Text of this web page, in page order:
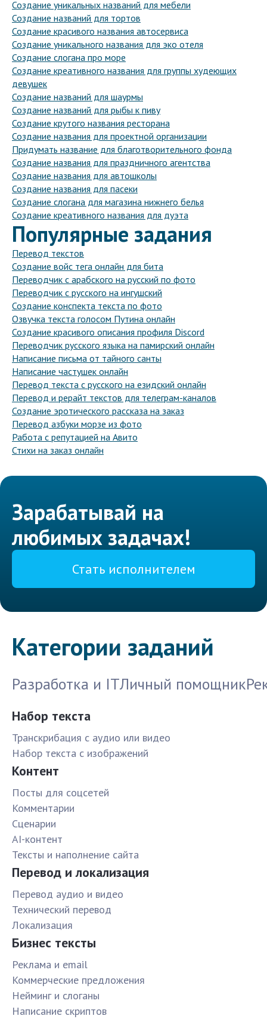
Создание уникальных названий для мебели
Создание названий для тортов
Создание красивого названия автосервиса
Создание уникального названия для эко отеля
Создание слогана про море
Создание креативного названия для группы худеющих
девушек
Создание названий для шаурмы
Создание названий для рыбы к пиву
Создание крутого названия ресторана
Создание названия для проектной организации
Придумать название для благотворительного фонда
Создание названия для праздничного агентства
Создание названия для автошколы
Создание названия для пасеки
Создание слогана для магазина нижнего белья
Создание креативного названия для дуэта
Популярные задания
Перевод текстов
Создание войс тега онлайн для бита
Переводчик с арабского на русский по фото
Переводчик с русского на ингушский
Создание конспекта текста по фото
Озвучка текста голосом Путина онлайн
Создание красивого описания профиля Discord
Переводчик русского языка на памирский онлайн
Написание письма от тайного санты
Написание частушек онлайн
Перевод текста с русского на езидский онлайн
Перевод и рерайт текстов для телеграм-каналов
Создание эротического рассказа на заказ
Перевод азбуки морзе из фото
Работа с репутацией на Авито
Стихи на заказ онлайн
Зарабатывай на
любимых задачах!
Стать исполнителем
Категории заданий
Разработка и ITЛичный помощник
Набор текста
Транскрибация с аудио или видео
Набор текста с изображений
Контент
Посты для соцсетей
Комментарии
Сценарии
AI-контент
Тексты и наполнение сайта
Перевод и локализация
Перевод аудио и видео
Технический перевод
Локализация
Бизнес тексты
Реклама и email
Коммерческие предложения
Нейминг и слоганы
Написание скриптов